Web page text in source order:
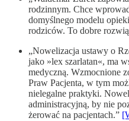
rodzinnym. Chce
domyślnego modelu
rodziców. To dobre
„Nowelizacja ustawy o
jako »lex szarlatan«, ma
medyczną. Wzmocnione
Praw Pacjenta, w tym
nielegalne praktyki.
administracyjną, by nie
żerować na pacjentach.”